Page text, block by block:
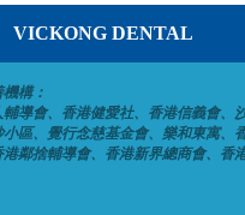
VICKONG DENTAL
構：
導會、香港健愛社、香港信義會、
區、覺行念慈基金會、樂和東寓、
鄰捨輔導會、香港新界總商會、香